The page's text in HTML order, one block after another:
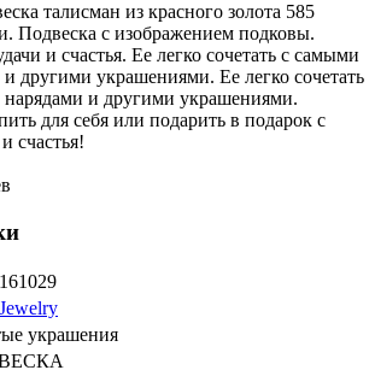
талисман из красного золота 585
Подвеска с изображением подковы.
и счастья. Ее легко сочетать с самыми
другими украшениями. Ее легко сочетать
и другими украшениями.
для себя или подарить в подарок с
счастья!
украшения